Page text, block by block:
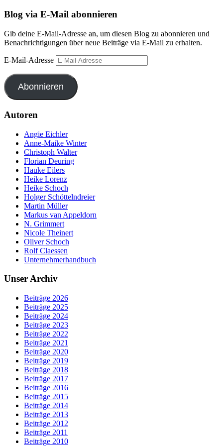
Blog via E-Mail abonnieren
Gib deine E-Mail-Adresse an, um diesen Blog zu abonnieren und
Benachrichtigungen über neue Beiträge via E-Mail zu erhalten.
E-Mail-Adresse
Abonnieren
Autoren
Angie Eichler
Anne-Maike Winter
Christoph Walter
Florian Deuring
Hauke Eilers
Heike Lorenz
Heike Schoch
Holger Schöttelndreier
Martin Müller
Markus van Appeldorn
N. Grimmert
Nicole Theinert
Oliver Schoch
Rolf Claessen
Unternehmerhandbuch
Unser Archiv
Beiträge 2026
Beiträge 2025
Beiträge 2024
Beiträge 2023
Beiträge 2022
Beiträge 2021
Beiträge 2020
Beiträge 2019
Beiträge 2018
Beiträge 2017
Beiträge 2016
Beiträge 2015
Beiträge 2014
Beiträge 2013
Beiträge 2012
Beiträge 2011
Beiträge 2010